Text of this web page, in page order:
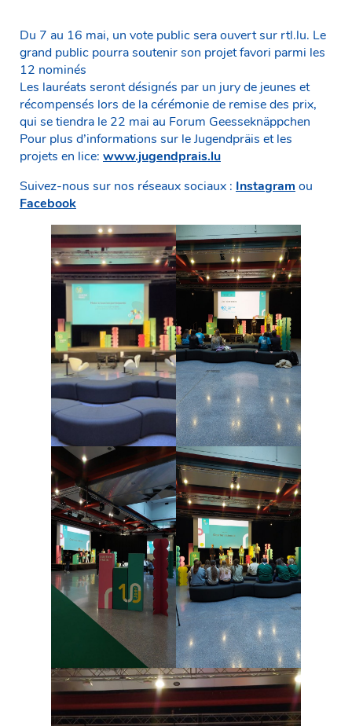
Du 7 au 16 mai, un vote public sera ouvert sur rtl.lu. Le
grand public pourra soutenir son projet favori parmi les
12 nominés
Les lauréats seront désignés par un jury de jeunes et
récompensés lors de la cérémonie de remise des prix,
qui se tiendra le 22 mai au Forum Geesseknäppchen
Pour plus d’informations sur le Jugendpräis et les
projets en lice: www.jugendprais.lu
Suivez-nous sur nos réseaux sociaux : Instagram ou
Facebook